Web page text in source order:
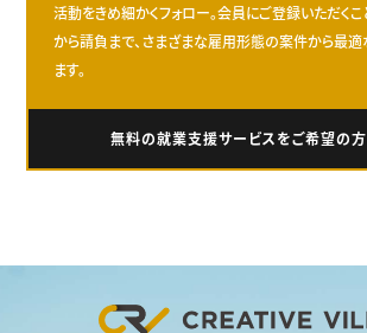
活動をきめ細かくフォロー。会員にご登録いただく
から請負まで、さまざまな雇用形態の案件から最
ます。
無料の就業支援サービスをご希望の方